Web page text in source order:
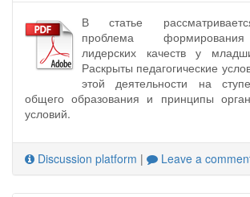
В статье
проблема
лидерских качеств у
Раскрыты педагогические
этой деятельности на
общего образования и принципы
условий.
Discussion platform | Leave a